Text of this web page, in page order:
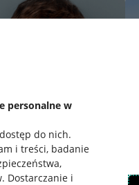
personalne w
do nich.
i treści, badanie
. Dostarczanie i